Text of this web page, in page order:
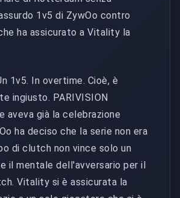
1v5 di ZywOo contro
ha assicurato a Vitality la
1v5. In overtime. Cioè, è
ingiusto. PARIVISION
aveva già la celebrazione
ha deciso che la serie non era
di clutch non vince solo un
il mentale dell'avversario per il
Vitality si è assicurata la